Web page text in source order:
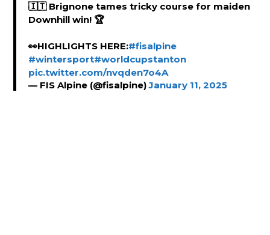
🇮🇹 Brignone tames tricky course for maiden
Downhill win! 🏆
👀HIGHLIGHTS HERE:#fisalpine
#wintersport#worldcupstanton
pic.twitter.com/nvqden7o4A
— FIS Alpine (@fisalpine)January 11, 2025